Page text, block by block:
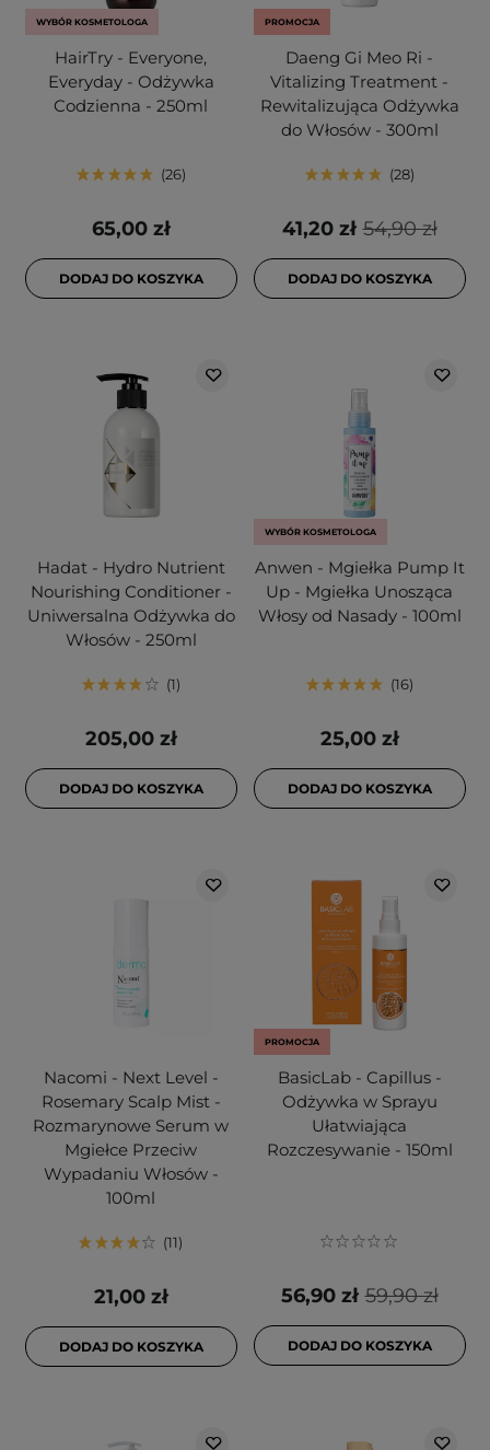
WYBÓR KOSMETOLOGA
HairTry - Everyone,
Everyday - Odżywka
Codzienna - 250ml
26
65,00 zł
DODAJ DO KOSZYKA
PROMOCJA
Daeng Gi Meo Ri -
Vitalizing Treatment -
Rewitalizująca Odżywka
do Włosów - 300ml
28
54,90 zł
41,20 zł
DODAJ DO KOSZYKA
Hadat - Hydro Nutrient
Nourishing Conditioner -
Uniwersalna Odżywka do
Włosów - 250ml
1
205,00 zł
DODAJ DO KOSZYKA
WYBÓR KOSMETOLOGA
Anwen - Mgiełka Pump It
Up - Mgiełka Unosząca
Włosy od Nasady - 100ml
16
25,00 zł
DODAJ DO KOSZYKA
Nacomi - Next Level -
Rosemary Scalp Mist -
Rozmarynowe Serum w
Mgiełce Przeciw
Wypadaniu Włosów -
100ml
11
21,00 zł
DODAJ DO KOSZYKA
PROMOCJA
BasicLab - Capillus -
Odżywka w Sprayu
Ułatwiająca
Rozczesywanie - 150ml
59,90 zł
56,90 zł
DODAJ DO KOSZYKA